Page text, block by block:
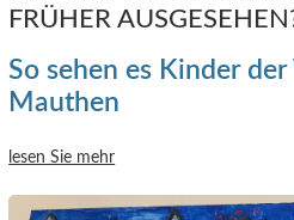
FRÜHER
So sehen es Kinder
Mauthen
lesen Sie mehr